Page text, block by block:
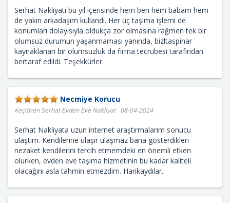
Serhat Nakliyatı bu yıl içerisinde hem ben hem babam hem
de yakın arkadaşım kullandı. Her üç taşıma işlemi de
konumları dolayısıyla oldukça zor olmasına rağmen tek bir
olumsuz durumun yaşanmaması yanında, bizltaspinar
kaynaklanan bir olumsuzluk da firma tecrübesi tarafından
bertaraf edildi. Teşekkürler.
Necmiye Korucu
Keçiören Serhat Evden Eve Nakliyat 08-04-2024
Serhat Nakliyata uzun internet araştırmalarım sonucu
ulaştım. Kendilerine ulaşır ulaşmaz bana gösterdikleri
nezaket kendilerini tercih etmemdeki en önemli etken
olurken, evden eve taşıma hizmetinin bu kadar kaliteli
olacağını asla tahmin etmezdim. Harikaydılar.